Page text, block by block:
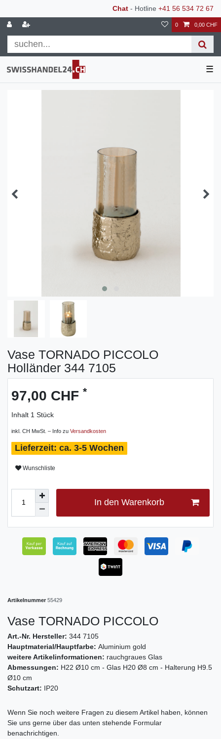
Chat - Hotline +41 56 534 72 67
0 0,00 CHF
☰
Vase TORNADO PICCOLO
Holländer 344 7105
97,00 CHF *
Inhalt 1 Stück
inkl. CH MwSt. – Info zu Versandkosten
ca. 3-5 Wochen
Wunschliste
In den Warenkorb
Artikelnummer 55429
Vase TORNADO PICCOLO
Art.-Nr. Hersteller: 344 7105
Hauptmaterial/Hauptfarbe: Aluminium gold
weitere Artikelinformationen: rauchgraues Glas
Abmessungen: H22 Ø10 cm - Glas H20 Ø8 cm - Halterung H9.5
Ø10 cm
Schutzart: IP20
Wenn Sie noch weitere Fragen zu diesem Artikel haben, können
Sie uns gerne über das unten stehende Formular
benachrichtigen.